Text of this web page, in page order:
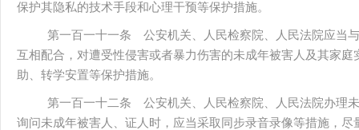
保护其隐私的技术手段和心理干预等保护措施。
第一百一十一条 公安机关、人民检察院、人民法院应当
互相配合，对遭受性侵害或者暴力伤害的未成年被害人及其家
助、转学安置等保护措施。
第一百一十二条 公安机关、人民检察院、人民法院办理
询问未成年被害人、证人时，应当采取同步录音录像等措施，